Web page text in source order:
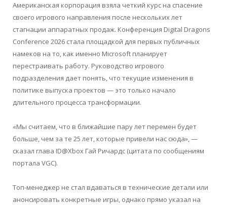
Американская корпорация взяла четкий курс на спасение
своего игрового направления после нескольких лет
стагнации аппаратных продаж. Конференция Digital Dragons
Conference 2026 стала площадкой для первых публичных
намеков на то, как именно Microsoft планирует
перестраивать работу. Руководство игрового
подразделения дает понять, что текущие изменения в
политике выпуска проектов — это только начало
длительного процесса трансформации.
«Мы считаем, что в ближайшие пару лет перемен будет
больше, чем за те 25 лет, которые привели нас сюда», —
сказал глава ID@Xbox Гай Ричардс (цитата по сообщениям
портала VGC).
Топ-менеджер не стал вдаваться в технические детали или
анонсировать конкретные игры, однако прямо указал на